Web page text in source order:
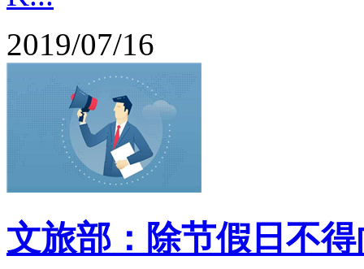
2019/07/16
文旅部：除节假日不